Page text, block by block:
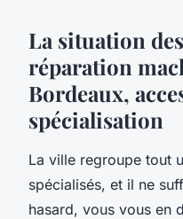
La situation
réparation
Bordeaux,
spécialisation
La ville regroupe tout
spécialisés, et il ne
hasard, vous vous en